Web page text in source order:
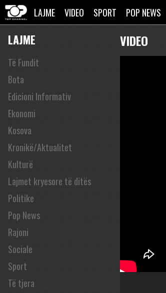
LAJME VIDEO SPORT POP NEWS
LAJME
Të Fundit
Bota
Edicioni Informativ
Ekonomi
Kosova
Kronikë/Aktualitet
Kulturë
Lajmet kryesore të ditës
Politike
Pop News
Rajoni
Sociale
Sport
Të tjera
VIDEO